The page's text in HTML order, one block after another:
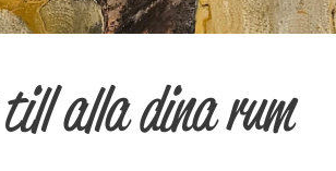
alla dina rum